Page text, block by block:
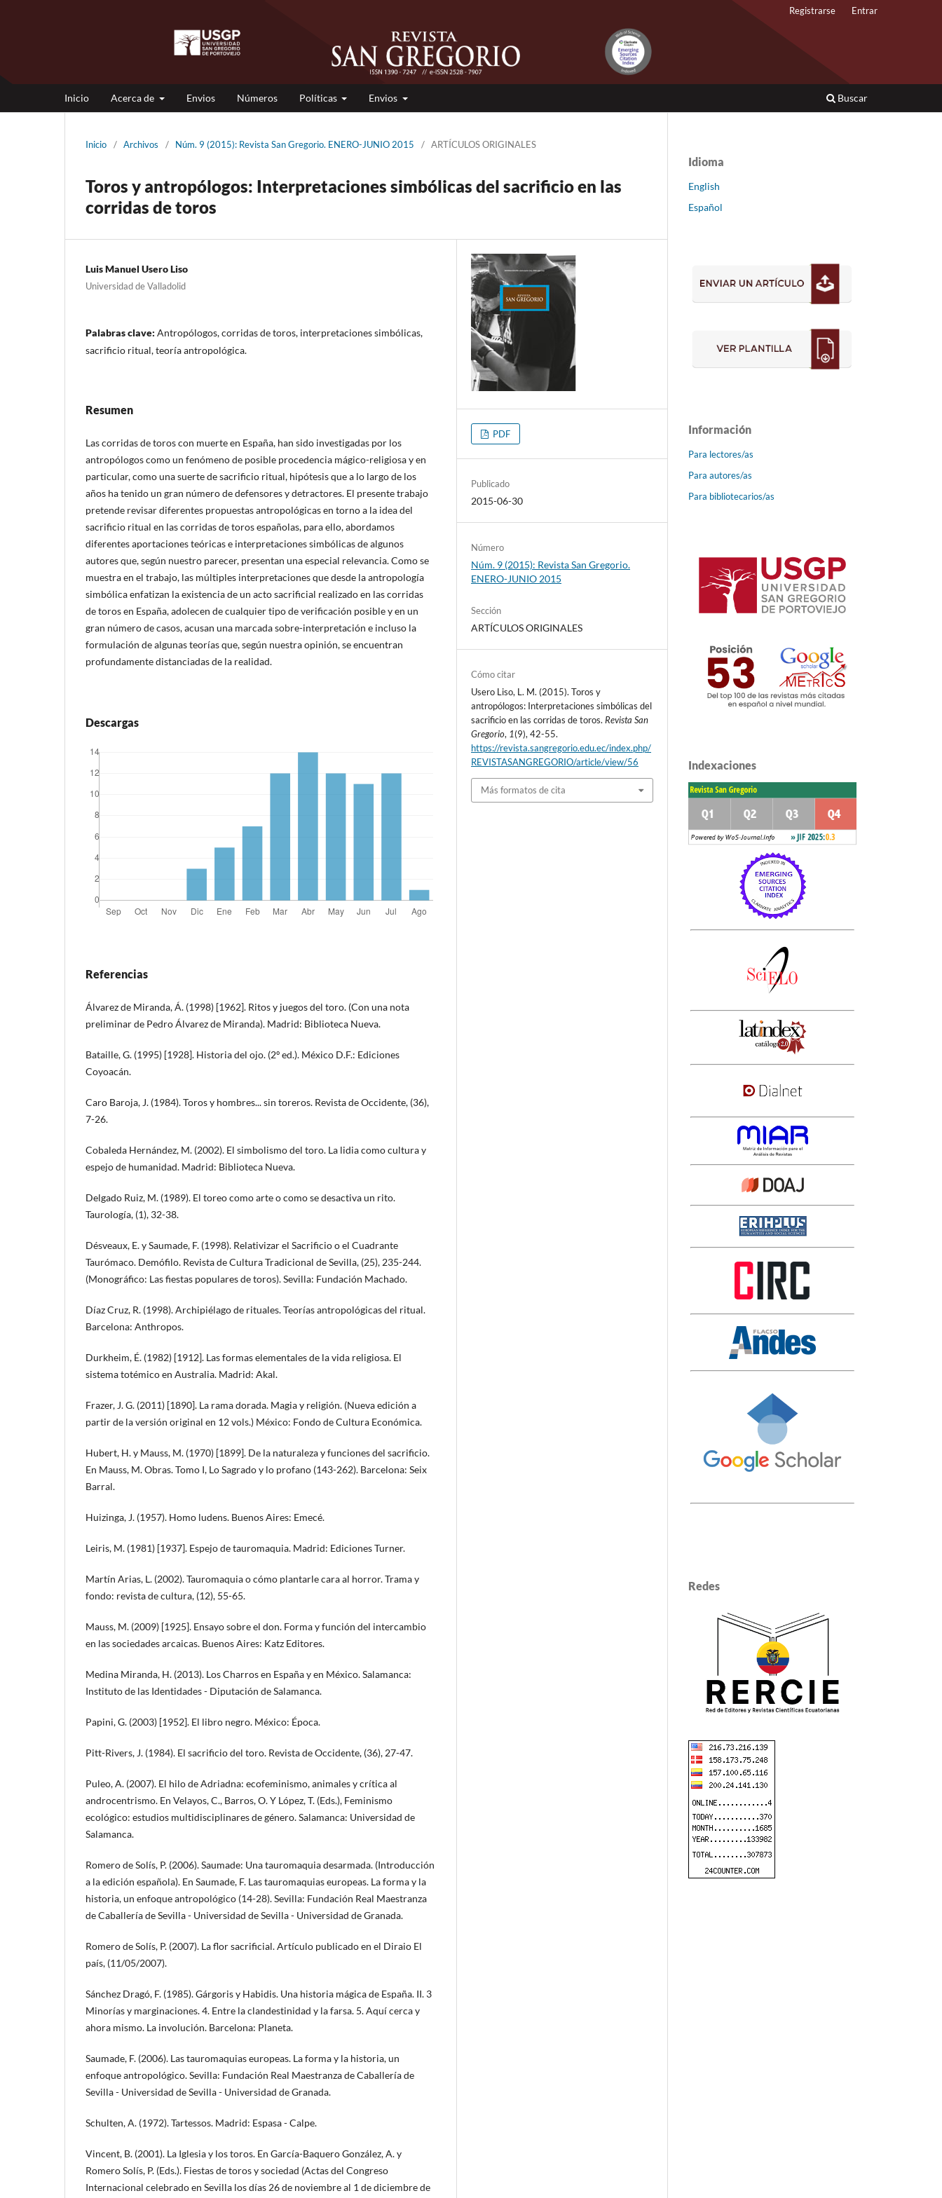
Inicio Acerca de Envios Números Políticas Envios Buscar
Registrarse Entrar
Inicio / Archivos / Núm. 9 (2015): Revista San Gregorio. ENERO-JUNIO 2015 / ARTÍCULOS ORIGINALES
Toros y antropólogos: Interpretaciones simbólicas del sacrificio en las
corridas de toros
Luis Manuel Usero Liso
Universidad de Valladolid
Palabras clave: Antropólogos, corridas de toros, interpretaciones simbólicas,
sacrificio ritual, teoría antropológica.
Resumen
Las corridas de toros con muerte en España, han sido investigadas por los
antropólogos como un fenómeno de posible procedencia mágico-religiosa y en
particular, como una suerte de sacrificio ritual, hipótesis que a lo largo de los
años ha tenido un gran número de defensores y detractores. El presente trabajo
pretende revisar diferentes propuestas antropológicas en torno a la idea del
sacrificio ritual en las corridas de toros españolas, para ello, abordamos
diferentes aportaciones teóricas e interpretaciones simbólicas de algunos
autores que, según nuestro parecer, presentan una especial relevancia. Como se
muestra en el trabajo, las múltiples interpretaciones que desde la antropología
simbólica enfatizan la existencia de un acto sacrificial realizado en las corridas
de toros en España, adolecen de cualquier tipo de verificación posible y en un
gran número de casos, acusan una marcada sobre-interpretación e incluso la
formulación de algunas teorías que, según nuestra opinión, se encuentran
profundamente distanciadas de la realidad.
Descargas
Referencias
Álvarez de Miranda, Á. (1998) [1962]. Ritos y juegos del toro. (Con una nota
preliminar de Pedro Álvarez de Miranda). Madrid: Biblioteca Nueva.
Bataille, G. (1995) [1928]. Historia del ojo. (2º ed.). México D.F.: Ediciones
Coyoacán.
Caro Baroja, J. (1984). Toros y hombres... sin toreros. Revista de Occidente, (36),
7-26.
Cobaleda Hernández, M. (2002). El simbolismo del toro. La lidia como cultura y
espejo de humanidad. Madrid: Biblioteca Nueva.
Delgado Ruiz, M. (1989). El toreo como arte o como se desactiva un rito.
Taurología, (1), 32-38.
Désveaux, E. y Saumade, F. (1998). Relativizar el Sacrificio o el Cuadrante
Taurómaco. Demófilo. Revista de Cultura Tradicional de Sevilla, (25), 235-244.
(Monográfico: Las fiestas populares de toros). Sevilla: Fundación Machado.
Díaz Cruz, R. (1998). Archipiélago de rituales. Teorías antropológicas del ritual.
Barcelona: Anthropos.
Durkheim, É. (1982) [1912]. Las formas elementales de la vida religiosa. El
sistema totémico en Australia. Madrid: Akal.
Frazer, J. G. (2011) [1890]. La rama dorada. Magia y religión. (Nueva edición a
partir de la versión original en 12 vols.) México: Fondo de Cultura Económica.
Hubert, H. y Mauss, M. (1970) [1899]. De la naturaleza y funciones del sacrificio.
En Mauss, M. Obras. Tomo I, Lo Sagrado y lo profano (143-262). Barcelona: Seix
Barral.
Huizinga, J. (1957). Homo ludens. Buenos Aires: Emecé.
Leiris, M. (1981) [1937]. Espejo de tauromaquia. Madrid: Ediciones Turner.
Martín Arias, L. (2002). Tauromaquia o cómo plantarle cara al horror. Trama y
fondo: revista de cultura, (12), 55-65.
Mauss, M. (2009) [1925]. Ensayo sobre el don. Forma y función del intercambio
en las sociedades arcaicas. Buenos Aires: Katz Editores.
Medina Miranda, H. (2013). Los Charros en España y en México. Salamanca:
Instituto de las Identidades - Diputación de Salamanca.
Papini, G. (2003) [1952]. El libro negro. México: Época.
Pitt-Rivers, J. (1984). El sacrificio del toro. Revista de Occidente, (36), 27-47.
Puleo, A. (2007). El hilo de Adriadna: ecofeminismo, animales y crítica al
androcentrismo. En Velayos, C., Barros, O. Y López, T. (Eds.), Feminismo
ecológico: estudios multidisciplinares de género. Salamanca: Universidad de
Salamanca.
Romero de Solís, P. (2006). Saumade: Una tauromaquia desarmada. (Introducción
a la edición española). En Saumade, F. Las tauromaquias europeas. La forma y la
historia, un enfoque antropológico (14-28). Sevilla: Fundación Real Maestranza
de Caballería de Sevilla - Universidad de Sevilla - Universidad de Granada.
Romero de Solís, P. (2007). La flor sacrificial. Artículo publicado en el Diraio El
país, (11/05/2007).
Sánchez Dragó, F. (1985). Gárgoris y Habidis. Una historia mágica de España. II. 3
Minorías y marginaciones. 4. Entre la clandestinidad y la farsa. 5. Aquí cerca y
ahora mismo. La involución. Barcelona: Planeta.
Saumade, F. (2006). Las tauromaquias europeas. La forma y la historia, un
enfoque antropológico. Sevilla: Fundación Real Maestranza de Caballería de
Sevilla - Universidad de Sevilla - Universidad de Granada.
Schulten, A. (1972). Tartessos. Madrid: Espasa - Calpe.
Vincent, B. (2001). La Iglesia y los toros. En García-Baquero González, A. y
Romero Solís, P. (Eds.). Fiestas de toros y sociedad (Actas del Congreso
Internacional celebrado en Sevilla los días 26 de noviembre al 1 de diciembre de
PDF
Publicado
2015-06-30
Número
Núm. 9 (2015): Revista San Gregorio.
ENERO-JUNIO 2015
Sección
ARTÍCULOS ORIGINALES
Cómo citar
Usero Liso, L. M. (2015). Toros y
antropólogos: Interpretaciones simbólicas del
sacrificio en las corridas de toros. Revista San
Gregorio, 1(9), 42-55.
https://revista.sangregorio.edu.ec/index.php/
REVISTASANGREGORIO/article/view/56
Más formatos de cita
Idioma
English
Español
Información
Para lectores/as
Para autores/as
Para bibliotecarios/as
Indexaciones
Redes